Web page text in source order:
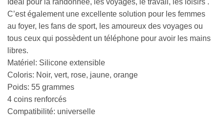
Idéal pour la randonnée, les voyages, le travail, les loisirs .
C’est également une excellente solution pour les femmes
au foyer, les fans de sport, les amoureux des voyages ou
tous ceux qui possèdent un téléphone pour avoir les mains
libres.
Matériel: Silicone extensible
Coloris: Noir, vert, rose, jaune, orange
Poids: 55 grammes
4 coins renforcés
Compatibilité: universelle